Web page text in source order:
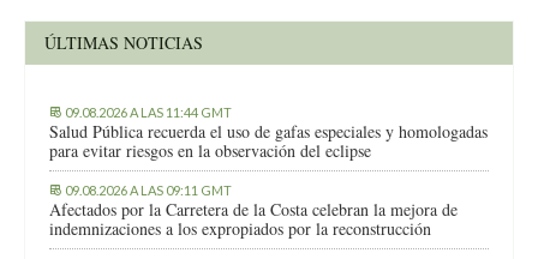
ÚLTIMAS NOTICIAS
09.08.2026 A LAS 11:44 GMT
Salud Pública recuerda el uso de gafas especiales y homologadas
para evitar riesgos en la observación del eclipse
09.08.2026 A LAS 09:11 GMT
Afectados por la Carretera de la Costa celebran la mejora de
indemnizaciones a los expropiados por la reconstrucción